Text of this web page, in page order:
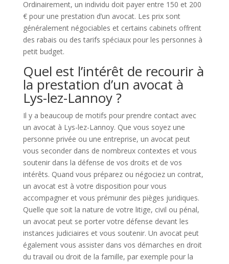
Ordinairement, un individu doit payer entre 150 et 200
€ pour une prestation d’un avocat. Les prix sont
généralement négociables et certains cabinets offrent
des rabais ou des tarifs spéciaux pour les personnes à
petit budget.
Quel est l’intérêt de recourir à
la prestation d’un avocat à
Lys-lez-Lannoy ?
Il y a beaucoup de motifs pour prendre contact avec
un avocat à Lys-lez-Lannoy. Que vous soyez une
personne privée ou une entreprise, un avocat peut
vous seconder dans de nombreux contextes et vous
soutenir dans la défense de vos droits et de vos
intérêts. Quand vous préparez ou négociez un contrat,
un avocat est à votre disposition pour vous
accompagner et vous prémunir des pièges juridiques.
Quelle que soit la nature de votre litige, civil ou pénal,
un avocat peut se porter votre défense devant les
instances judiciaires et vous soutenir. Un avocat peut
également vous assister dans vos démarches en droit
du travail ou droit de la famille, par exemple pour la